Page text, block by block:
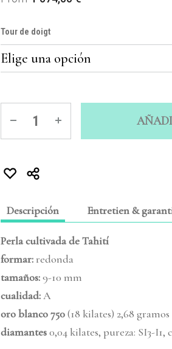
Tour de doigt
Descripción Entretien &
Perla cultivada de Tahití
formar: redonda
tamaños:9-10 mm
cualidad:A
oro blanco750(18 kilates) 2,68 gramos
diamantes0,04 kilates, pureza: SI3-I1,